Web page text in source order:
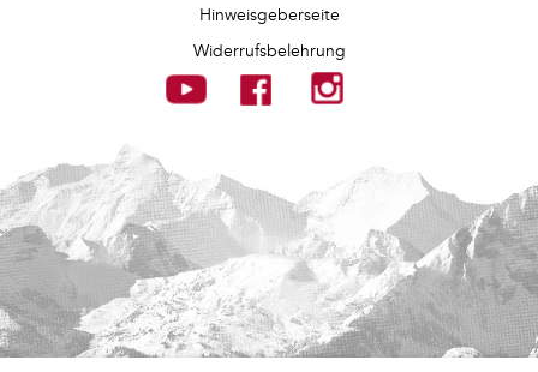
Hinweisgeberseite
Widerrufsbelehrung